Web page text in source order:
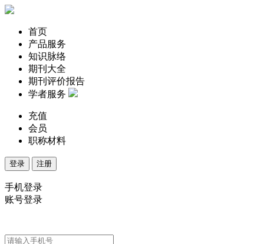
首页
产品服务
知识脉络
期刊大全
期刊评价报告
学者服务
充值
会员
职称材料
登录 注册
手机登录
账号登录